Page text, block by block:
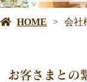
HOME 会社
お客さまとの